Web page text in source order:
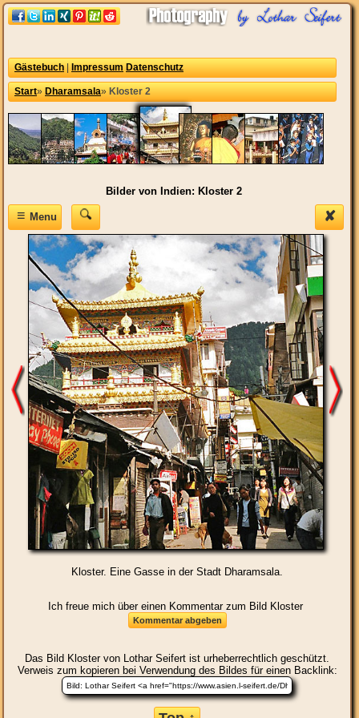
Gästebuch Impressum Datenschutz
Start» Dharamsala» Kloster 2
Bilder von Indien: Kloster 2
✘
≡Menu
Kloster. Eine Gasse in der Stadt Dharamsala.
Ich freue mich über einen Kommentar zum Bild Kloster
Das Bild Klostervon Lothar Seifert ist urheberrechtlich geschützt.
Verweis zum kopieren bei Verwendung des Bildes für einen Backlink: